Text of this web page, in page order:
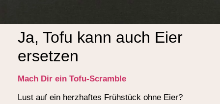
Ja, Tofu kann auch Eier
ersetzen
Mach Dir ein Tofu-Scramble
Lust auf ein herzhaftes Frühstück ohne Eier?